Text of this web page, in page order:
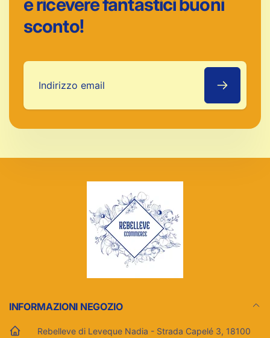
sconto!
Indirizzo
INFORMAZIONI NEGOZIO
Rebelleve di Leveque Nadia - Strada Capelé 3, 18100